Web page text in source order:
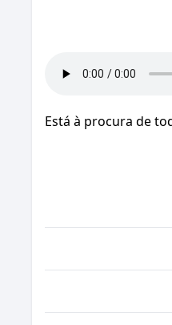
Está à procura de